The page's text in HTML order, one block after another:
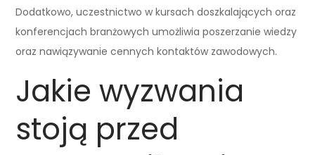
Dodatkowo, uczestnictwo w kursach doszkalających oraz
konferencjach branżowych umożliwia poszerzanie wiedzy
oraz nawiązywanie cennych kontaktów zawodowych.
Jakie wyzwania
stoją przed